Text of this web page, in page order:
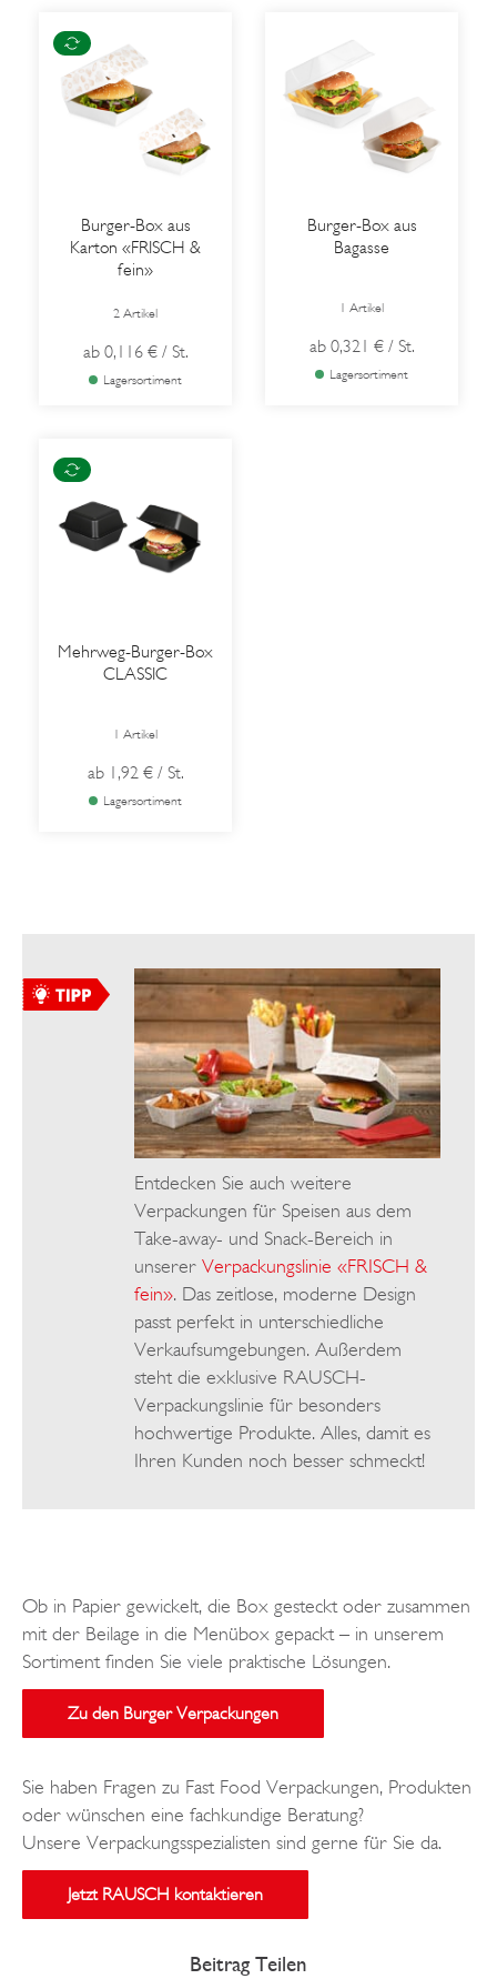
Burger-Box aus
Karton «FRISCH &
fein»
2 Artikel
ab 0,116 € / St.
Lagersortiment
Burger-Box aus
Bagasse
1 Artikel
ab 0,321 € / St.
Lagersortiment
Mehrweg-Burger-Box
CLASSIC
1 Artikel
ab 1,92 € / St.
Lagersortiment
Entdecken Sie auch weitere
Verpackungen für Speisen aus dem
Take-away- und Snack-Bereich in
unserer Verpackungslinie «FRISCH &
fein». Das zeitlose, moderne Design
passt perfekt in unterschiedliche
Verkaufsumgebungen. Außerdem
steht die exklusive RAUSCH-
Verpackungslinie für besonders
hochwertige Produkte. Alles, damit es
Ihren Kunden noch besser schmeckt!
Ob in Papier gewickelt, die Box gesteckt oder zusammen
mit der Beilage in die Menübox gepackt – in unserem
Sortiment finden Sie viele praktische Lösungen.
Zu den Burger Verpackungen
Sie haben Fragen zu Fast Food Verpackungen, Produkten
oder wünschen eine fachkundige Beratung?
Unsere Verpackungsspezialisten sind gerne für Sie da.
Jetzt RAUSCH kontaktieren
Beitrag Teilen